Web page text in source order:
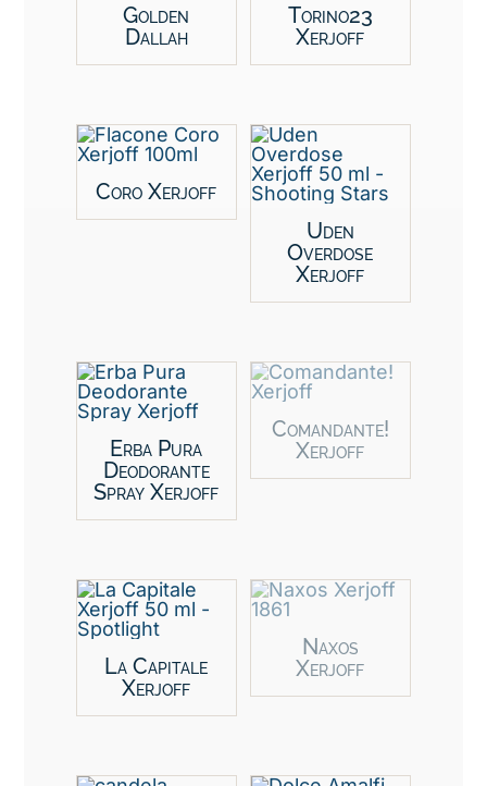
Golden
Dallah
Torino23
Xerjoff
Coro Xerjoff
Uden
Overdose
Xerjoff
Erba Pura
Deodorante
Spray Xerjoff
Comandante!
Xerjoff
La Capitale
Xerjoff
Naxos
Xerjoff